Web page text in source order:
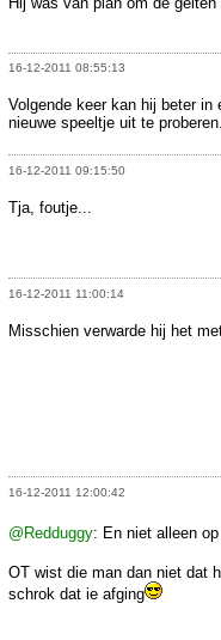
16-12-2011 08:55:13
Volgende keer kan hij beter in
nieuwe speeltje uit te proberen.
16-12-2011 09:15:50
Tja, foutje...
16-12-2011 11:00:14
Misschien verwarde hij het
16-12-2011 12:00:42
@Redduggy: En niet alleen
OT wist die man dan niet dat
schrok dat ie afging